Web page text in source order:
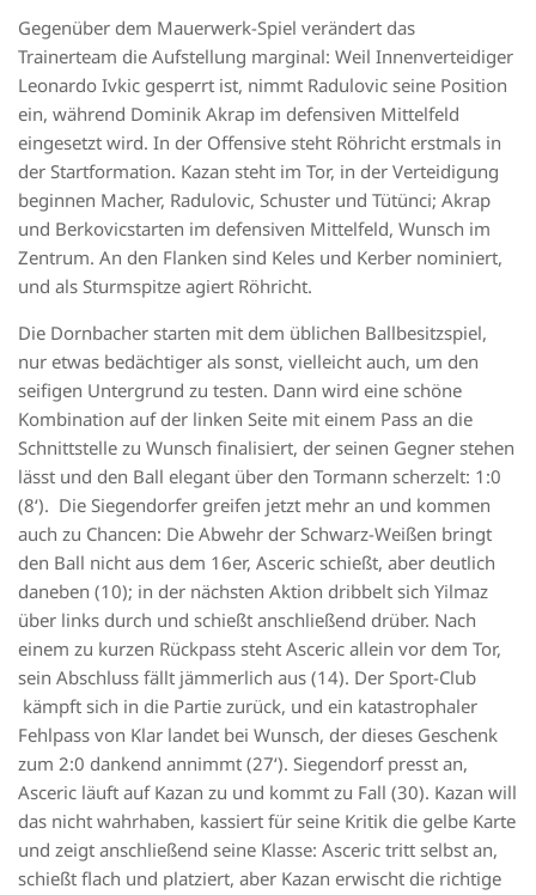
Gegenüber dem Mauerwerk-Spiel verändert das
Trainerteam die Aufstellung marginal: Weil Innenverteidiger
Leonardo Ivkic gesperrt ist, nimmt Radulovic seine Position
ein, während Dominik Akrap im defensiven Mittelfeld
eingesetzt wird. In der Offensive steht Röhricht erstmals in
der Startformation. Kazan steht im Tor, in der Verteidigung
beginnen Macher, Radulovic, Schuster und Tütünci; Akrap
und Berkovicstarten im defensiven Mittelfeld, Wunsch im
Zentrum. An den Flanken sind Keles und Kerber nominiert,
und als Sturmspitze agiert Röhricht.
Die Dornbacher starten mit dem üblichen Ballbesitzspiel,
nur etwas bedächtiger als sonst, vielleicht auch, um den
seifigen Untergrund zu testen. Dann wird eine schöne
Kombination auf der linken Seite mit einem Pass an die
Schnittstelle zu Wunsch finalisiert, der seinen Gegner stehen
lässt und den Ball elegant über den Tormann scherzelt: 1:0
(8‘). Die Siegendorfer greifen jetzt mehr an und kommen
auch zu Chancen: Die Abwehr der Schwarz-Weißen bringt
den Ball nicht aus dem 16er, Asceric schießt, aber deutlich
daneben (10); in der nächsten Aktion dribbelt sich Yilmaz
über links durch und schießt anschließend drüber. Nach
einem zu kurzen Rückpass steht Asceric allein vor dem Tor,
sein Abschluss fällt jämmerlich aus (14). Der Sport-Club
kämpft sich in die Partie zurück, und ein katastrophaler
Fehlpass von Klar landet bei Wunsch, der dieses Geschenk
zum 2:0 dankend annimmt (27‘). Siegendorf presst an,
Asceric läuft auf Kazan zu und kommt zu Fall (30). Kazan will
das nicht wahrhaben, kassiert für seine Kritik die gelbe Karte
und zeigt anschließend seine Klasse: Asceric tritt selbst an,
schießt flach und platziert, aber Kazan erwischt die richtige